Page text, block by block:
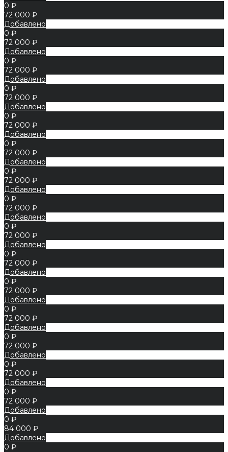
0 ₽
72 000 ₽
Добавлено
0 ₽
72 000 ₽
Добавлено
0 ₽
72 000 ₽
Добавлено
0 ₽
72 000 ₽
Добавлено
0 ₽
72 000 ₽
Добавлено
0 ₽
72 000 ₽
Добавлено
0 ₽
72 000 ₽
Добавлено
0 ₽
72 000 ₽
Добавлено
0 ₽
72 000 ₽
Добавлено
0 ₽
72 000 ₽
Добавлено
0 ₽
72 000 ₽
Добавлено
0 ₽
72 000 ₽
Добавлено
0 ₽
72 000 ₽
Добавлено
0 ₽
72 000 ₽
Добавлено
0 ₽
72 000 ₽
Добавлено
0 ₽
84 000 ₽
Добавлено
0 ₽